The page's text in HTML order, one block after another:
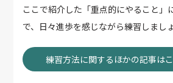
ここで紹介した「重点的にやること」
で、日々進歩を感じながら練習しましょ
練習方法に関するほかの記事は